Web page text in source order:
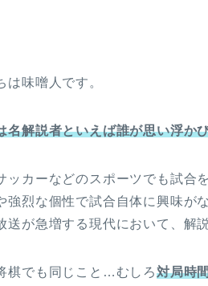
は味噌人です。
名解説者といえば誰が思い浮か
ッカーなどのスポーツでも試合
強烈な個性で試合自体に興味が
送が急増する現代において、解
棋でも同じこと…むしろ対局時